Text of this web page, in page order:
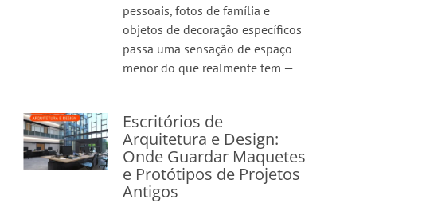
pessoais, fotos de família e
objetos de decoração específicos
passa uma sensação de espaço
menor do que realmente tem —
Escritórios de
Arquitetura e Design:
Onde Guardar Maquetes
e Protótipos de Projetos
Antigos